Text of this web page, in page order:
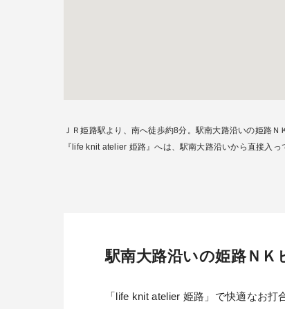
ＪＲ姫路駅より、南へ徒歩約8分。駅南大路沿いの姫路Ｎ
『life knit atelier 姫路』へは、駅南大路沿いから直接入っ
駅南大路沿いの姫路Ｎ
「life knit atelier 姫路」で快適なお